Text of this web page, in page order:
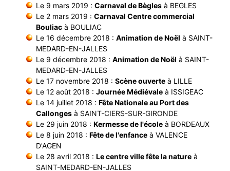
Le 9 mars 2019 : Carnaval de Bègles à BEGLES
Le 2 mars 2019 : Carnaval Centre commercial
Bouliac à BOULIAC
Le 16 décembre 2018 : Animation de Noël à SAINT-
MEDARD-EN-JALLES
Le 9 décembre 2018 : Animation de Noël à SAINT-
MEDARD-EN-JALLES
Le 17 novembre 2018 : Scène ouverte à LILLE
Le 12 août 2018 : Journée Médiévale à ISSIGEAC
Le 14 juillet 2018 : Fête Nationale au Port des
Callonges à SAINT-CIERS-SUR-GIRONDE
Le 29 juin 2018 : Kermesse de l'école à BORDEAUX
Le 8 juin 2018 : Fête de l'enfance à VALENCE
D'AGEN
Le 28 avril 2018 : Le centre ville fête la nature à
SAINT-MEDARD-EN-JALLES